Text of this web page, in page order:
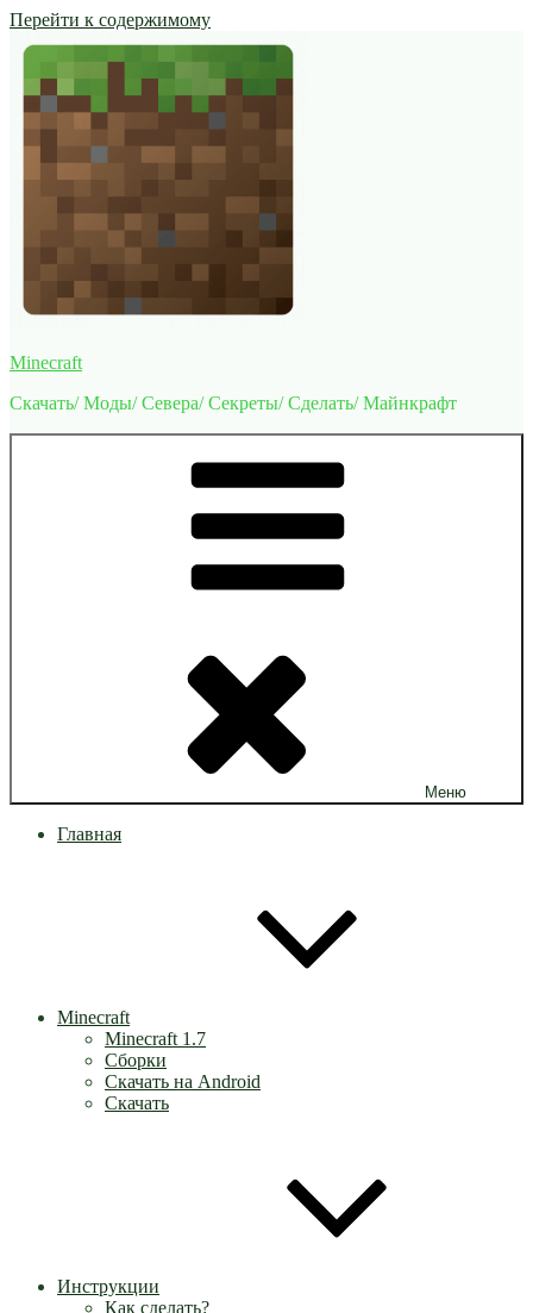
Перейти к содержимому
Minecraft
Скачать/ Моды/ Севера/ Секреты/ Сделать/ Майнкрафт
Меню
Главная
Minecraft
Minecraft 1.7
Сборки
Скачать на Android
Скачать
Инструкции
Как сделать?